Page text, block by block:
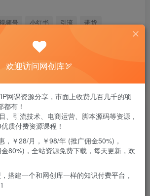
频号 小红书 引流
带货
闲鱼
拼多多
帖子
493个文章
剪辑3分钟1条，条条爆款，多平台变
欢迎访问网创库🏹
网课资源分享，市面上收费几百几千的项
都有！
、引流技术、电商运营、脚本源码等资源，
质付费资源课程！
，￥28/月，￥98/年 (推广佣金50%)，
80%)，全站资源免费下载，每天更新，欢
搭建一个和网创库一样的知识付费平台，